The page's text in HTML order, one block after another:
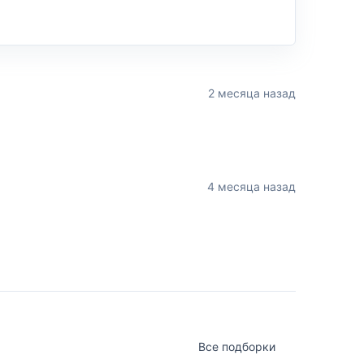
2 месяца назад
4 месяца назад
Все подборки